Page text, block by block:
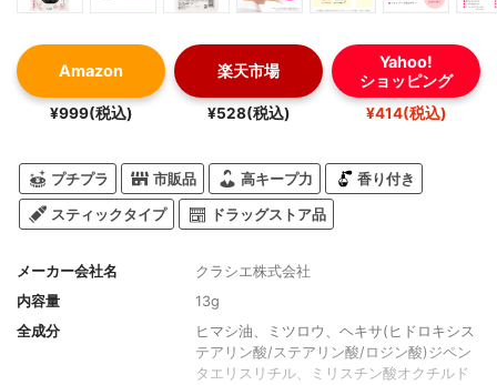
Amazon
¥999(税込)
楽天市場
¥528(税込)
Yahoo!
ショッピング
¥414(税込)
プチプラ 市販品 高キープ力 香り付き
スティックタイプ ドラッグストア品
メーカー会社名
クラシエ株式会社
内容量
13g
全成分
ヒマシ油、ミツロウ、ヘキサ(ヒドロキシス
テアリン酸/ステアリン酸/ロジン酸)ジペン
タエリスリチル、ミリスチン酸オクチルド